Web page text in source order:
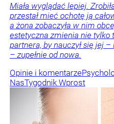
Miała wyglądać lepiej.
przestał mieć ochotę ją
a żona zobaczyła w nim
estetyczna zmienia nie tylko
partnera, by nauczył się jej
– zupełnie od nowa.
Opinie i komentarze
NasTygodnik Wprost